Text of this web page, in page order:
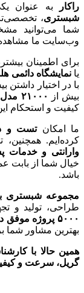
راکار به عنوان
شبستری،
شما می‌توانید
وب‌سایت ما مشاهده
برای اطمینان
یانمایشگاه دائمی
با در اختیار داشتن
بیش از
۲۱۰۰۰
کیفیت و استحکام
ما امکانتست و
کرده‌ایم.
وارانتی و
خیال شما از بابت
باشد.
مجموعه شبستری
طراحی، تولید و
۵۰۰۰ پروژه موفق
بهترین مشاور
همین حالا با
گریل، سرعت و